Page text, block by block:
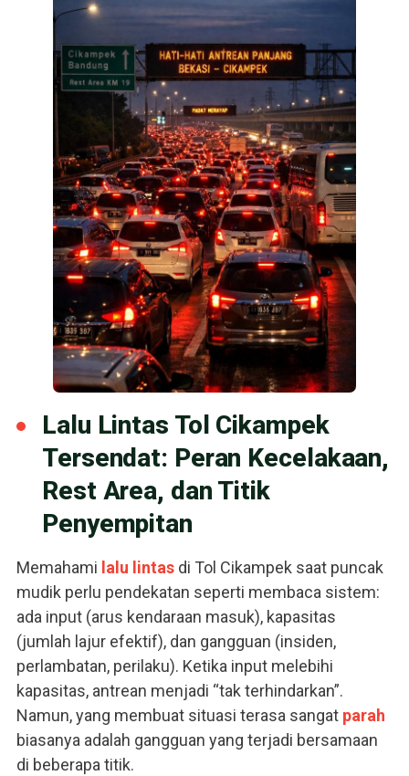
Lalu Lintas Tol Cikampek
Tersendat: Peran Kecelakaan,
Rest Area, dan Titik
Penyempitan
Memahami lalu lintas di Tol Cikampek saat puncak
mudik perlu pendekatan seperti membaca sistem:
ada input (arus kendaraan masuk), kapasitas
(jumlah lajur efektif), dan gangguan (insiden,
perlambatan, perilaku). Ketika input melebihi
kapasitas, antrean menjadi “tak terhindarkan”.
Namun, yang membuat situasi terasa sangat parah
biasanya adalah gangguan yang terjadi bersamaan
di beberapa titik.